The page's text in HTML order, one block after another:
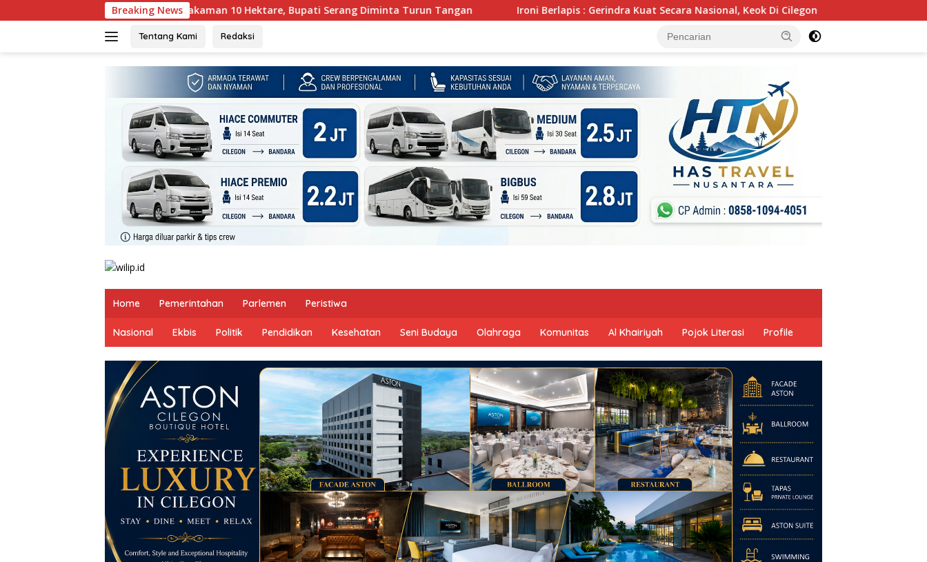
ke
Breaking News
Bergejolak Tolak Pemakaman 10 Hektare, Bupati Serang Diminta Turun Tangan Ironi Berlapis : Gerindra Kuat Secara Nasional, Keok Di Cilegon Kurikulum Berbasis Cinta
Tentang Kami Redaksi
Home Pemerintahan Parlemen Peristiwa
Nasional Ekbis Politik Pendidikan Kesehatan Seni Budaya Olahraga Komunitas Al Khairiyah Pojok Literasi Profile